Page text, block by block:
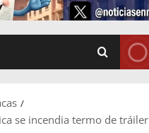
se incendia termo de tráiler